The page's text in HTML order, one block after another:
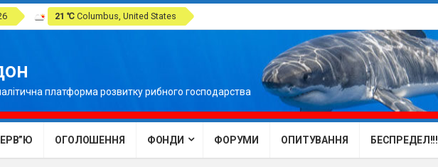
21 ℃ Columbus, United States
платформа розвитку рибного господарства
ОГОЛОШЕННЯ ФОНДИ ФОРУМИ ОПИТУВАННЯ БЕСПРЕДЕЛ!!!